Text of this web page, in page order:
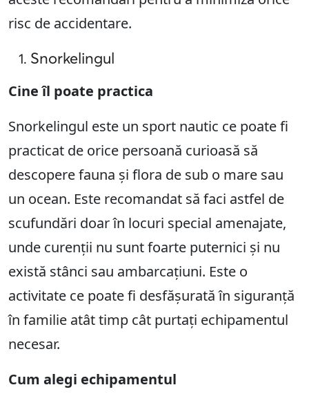
risc de accidentare.
Snorkelingul
Cine îl poate practica
Snorkelingul este un sport nautic ce poate fi
practicat de orice persoană curioasă să
descopere fauna și flora de sub o mare sau
un ocean. Este recomandat să faci astfel de
scufundări doar în locuri special amenajate,
unde curenții nu sunt foarte puternici și nu
există stânci sau ambarcațiuni. Este o
activitate ce poate fi desfășurată în siguranță
în familie atât timp cât purtați echipamentul
necesar.
Cum alegi echipamentul